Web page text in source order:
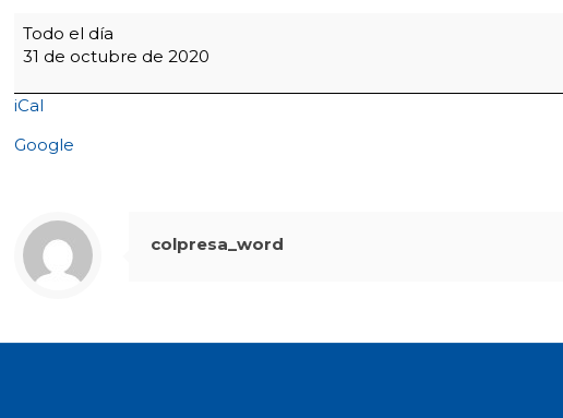
Presaber
10°
grado
Biología
Todo el día
31 de octubre de 2020
iCal
Google
colpresa_word